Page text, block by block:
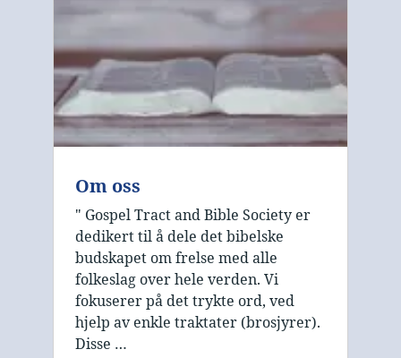
Om oss
" Gospel Tract and Bible Society er
dedikert til å dele det bibelske
budskapet om frelse med alle
folkeslag over hele verden. Vi
fokuserer på det trykte ord, ved
hjelp av enkle traktater (brosjyrer).
Disse …